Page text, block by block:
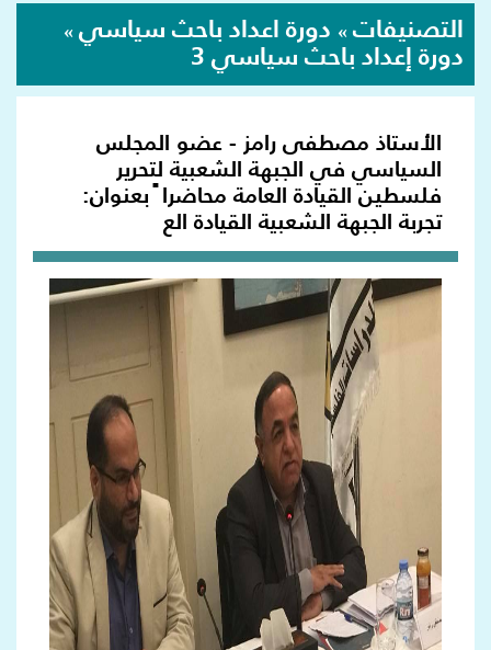
التصنيفات » دورة اعداد باحث سياسي »
دورة إعداد باحث سياسي 3
الأستاذ مصطفى رامز - عضو المجلس
السياسي في الجبهة الشعبية لتحرير
فلسطين القيادة العامة محاضرا ً بعنوان:
تجربة الجبهة الشعبية القيادة الع